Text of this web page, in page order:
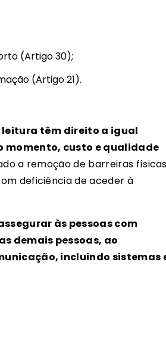
(Artigo 30);
(Artigo 21).
leitura têm direito a igual
momento, custo e qualidade
a remoção de barreiras
deficiência de aceder à
às pessoas com
demais pessoas, ao
incluindo sistemas